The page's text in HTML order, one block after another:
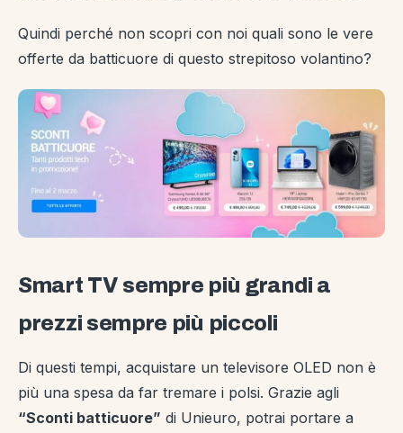
Quindi perché non scopri con noi quali sono le vere
offerte da batticuore di questo strepitoso volantino?
Smart TV sempre più grandi a
prezzi sempre più piccoli
Di questi tempi, acquistare un televisore OLED non è
più una spesa da far tremare i polsi. Grazie agli
“Sconti batticuore” di Unieuro, potrai portare a